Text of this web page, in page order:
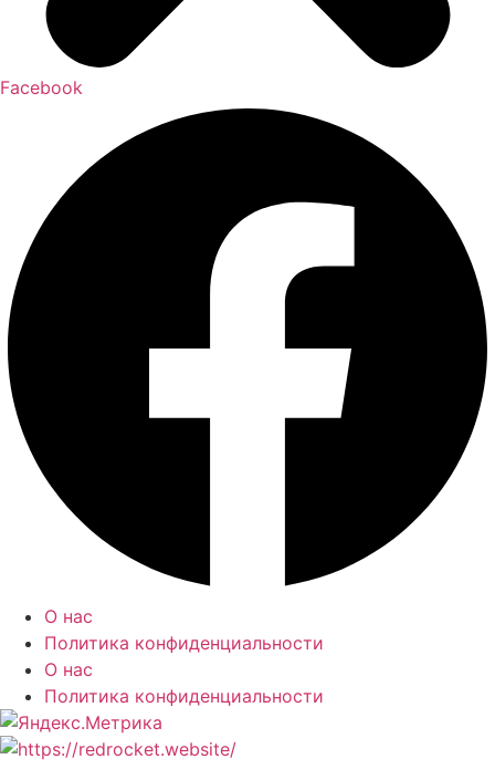
Facebook
О нас
Политика конфиденциальности
О нас
Политика конфиденциальности